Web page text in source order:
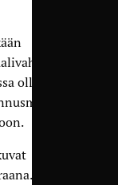
olleen
jäi
Tämän